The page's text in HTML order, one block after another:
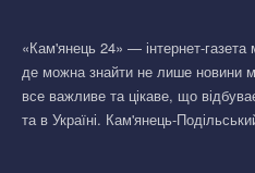
«Кам'янець 24» — інтернет-газета
де можна знайти не лише новини
все важливе та цікаве, що
та в Україні. Кам'янець-